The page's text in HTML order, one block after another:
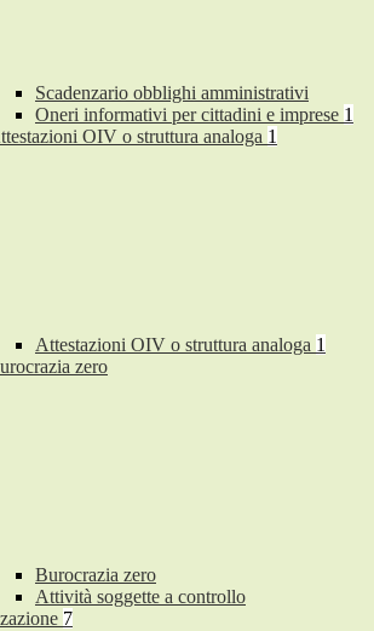
Scadenzario obblighi amministrativi
Oneri informativi per cittadini e imprese 1
OIV o struttura analoga 1
Attestazioni OIV o struttura analoga 1
zero
Burocrazia zero
Attività soggette a controllo
7